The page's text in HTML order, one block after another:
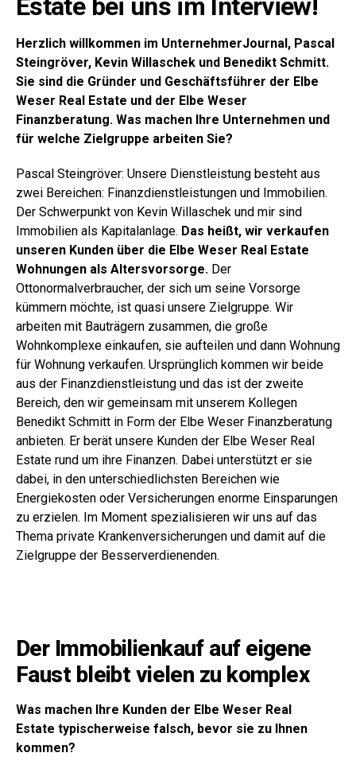
Estate bei uns im Interview!
Herzlich willkommen im UnternehmerJournal, Pascal
Steingröver, Kevin Willaschek und Benedikt Schmitt.
Sie sind die Gründer und Geschäftsführer der Elbe
Weser Real Estate und der Elbe Weser
Finanzberatung. Was machen Ihre Unternehmen und
für welche Zielgruppe arbeiten Sie?
Pascal Steingröver: Unsere Dienstleistung besteht aus
zwei Bereichen: Finanzdienstleistungen und Immobilien.
Der Schwerpunkt von Kevin Willaschek und mir sind
Immobilien als Kapitalanlage. Das heißt, wir verkaufen
unseren Kunden über die Elbe Weser Real Estate
Wohnungen als Altersvorsorge. Der
Ottonormalverbraucher, der sich um seine Vorsorge
kümmern möchte, ist quasi unsere Zielgruppe. Wir
arbeiten mit Bauträgern zusammen, die große
Wohnkomplexe einkaufen, sie aufteilen und dann Wohnung
für Wohnung verkaufen. Ursprünglich kommen wir beide
aus der Finanzdienstleistung und das ist der zweite
Bereich, den wir gemeinsam mit unserem Kollegen
Benedikt Schmitt in Form der Elbe Weser Finanzberatung
anbieten. Er berät unsere Kunden der Elbe Weser Real
Estate rund um ihre Finanzen. Dabei unterstützt er sie
dabei, in den unterschiedlichsten Bereichen wie
Energiekosten oder Versicherungen enorme Einsparungen
zu erzielen. Im Moment spezialisieren wir uns auf das
Thema private Krankenversicherungen und damit auf die
Zielgruppe der Besserverdienenden.
Der Immobilienkauf auf eigene
Faust bleibt vielen zu komplex
Was machen Ihre Kunden der Elbe Weser Real
Estate typischerweise falsch, bevor sie zu Ihnen
kommen?